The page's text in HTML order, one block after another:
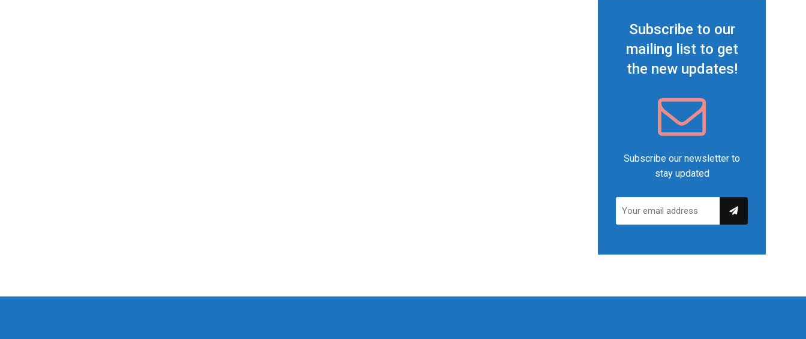
Subscribe to our
mailing list to get
the new updates!
Subscribe our newsletter to
stay updated